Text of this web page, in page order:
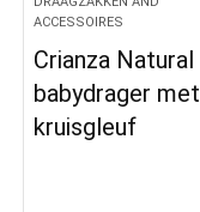
ACCESSOIRES
Crianza Natural
babydrager met
kruisgleuf